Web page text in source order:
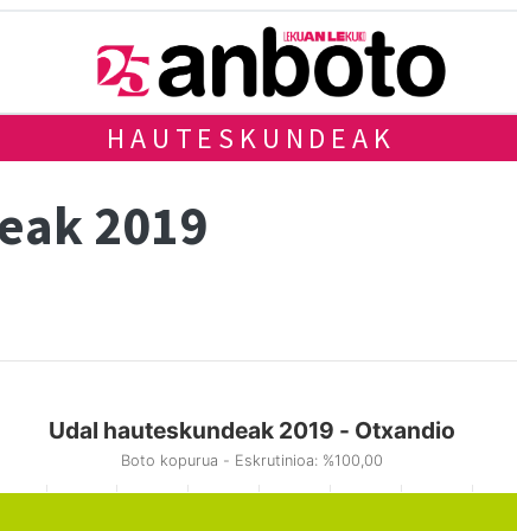
HAUTESKUNDEAK
2019
Udal hauteskundeak 2019 - Otxandio
Boto kopurua - Eskrutinioa: %100,00